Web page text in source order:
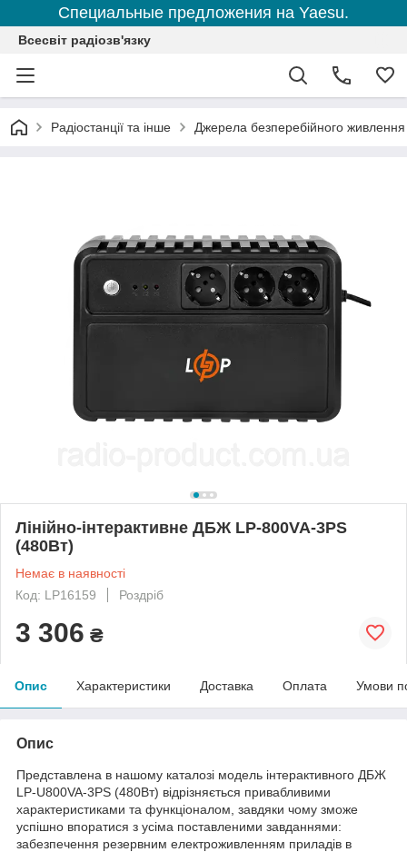
Специальные предложения на Yaesu.
Всесвіт радіозв'язку
Радіостанції та інше Джерела безперебійного живлення
Лінійно-інтерактивне ДБЖ LP-800VA-3PS
(480Вт)
Немає в наявності
Код: LP16159
Роздріб
3 306 ₴
Опис Характеристики Доставка Оплата Умови
Опис
Представлена в нашому каталозі модель інтерактивного ДБЖ
LP-U800VA-3PS (480Вт) відрізняється привабливими
характеристиками та функціоналом, завдяки чому зможе
успішно впоратися з усіма поставленими завданнями:
забезпечення резервним електроживленням приладів в